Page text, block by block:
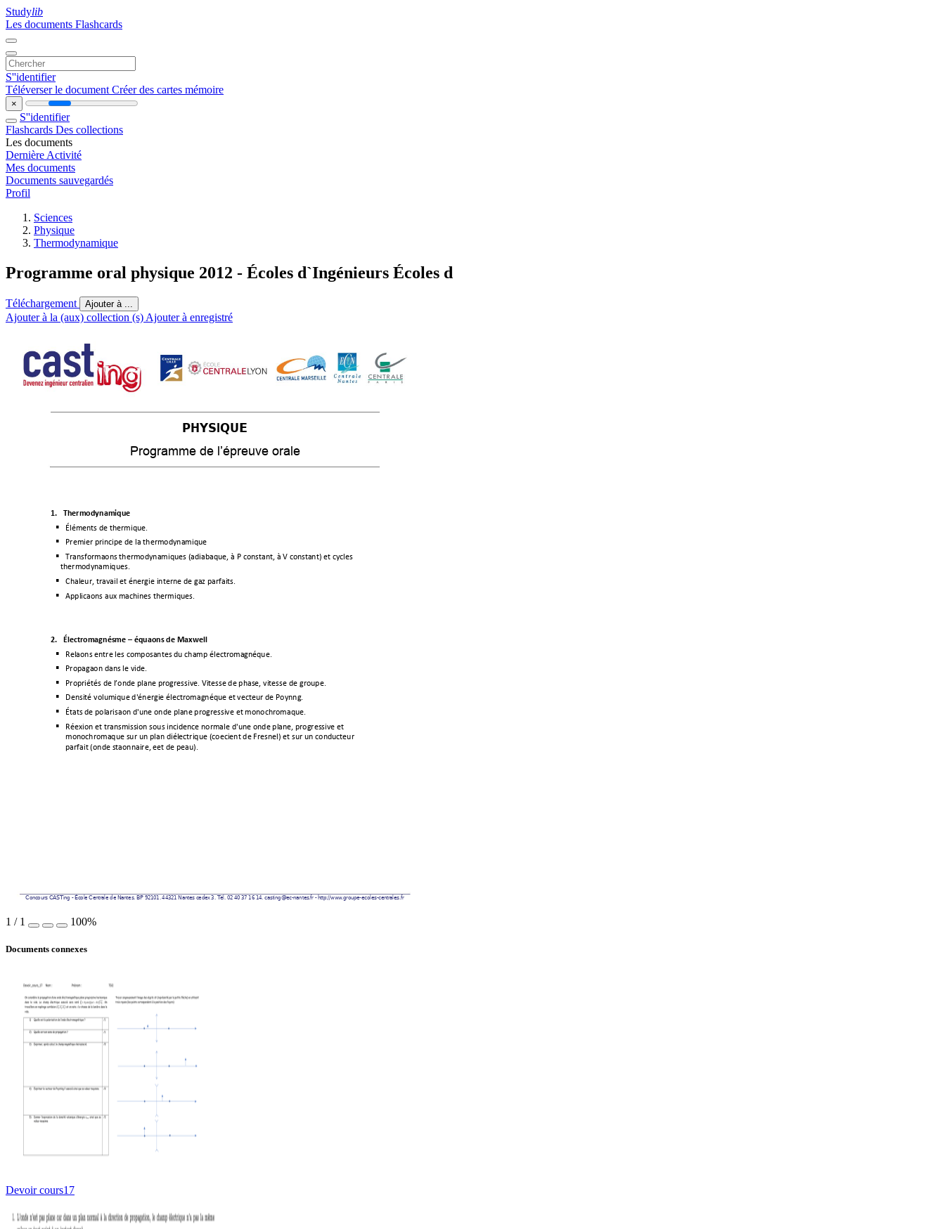
Studylib
Les documents Flashcards
S''identifier
Téléverser le document Créer des cartes mémoire
×
S''identifier
Flashcards Des collections
Les documents
Dernière Activité
Mes documents
Documents sauvegardés
Profil
Sciences
Physique
Thermodynamique
Programme oral physique 2012 - Écoles d`Ingénieurs Écoles d
Téléchargement Ajouter à ...
Ajouter à la (aux) collection (s) Ajouter à enregistré
Concours CASTing - École Centrale de Nantes. BP 92101. 44321 Nantes cedex 3. Tél. 02 40 37 16 14. casting@ec-nantes.fr - http://www.groupe-ecoles-centrales.fr
PHYSIQUE
Programme de l’épreuve orale
1. Thermodynamique
 Éléments de thermique.
 Premier principe de la thermodynamique
 Transformations thermodynamiques (adiabatique, à P constant, à V constant) et cycles
thermodynamiques.
 Chaleur, travail et énergie interne de gaz parfaits.
 Applications aux machines thermiques.
2. Électromagnétisme – équations de Maxwell
 Relations entre les composantes du champ électromagnétique.
 Propagation dans le vide.
 Propriétés de l’onde plane progressive. Vitesse de phase, vitesse de groupe.
 Densité volumique d'énergie électromagnétique et vecteur de Poynting.
 États de polarisation d'une onde plane progressive et monochromatique.
 Réflexion et transmission sous incidence normale d'une onde plane, progressive et
monochromatique sur un plan diélectrique (coefficient de Fresnel) et sur un conducteur
parfait (onde stationnaire, effet de peau).
1 / 1 100%
Documents connexes
Devoir cours17